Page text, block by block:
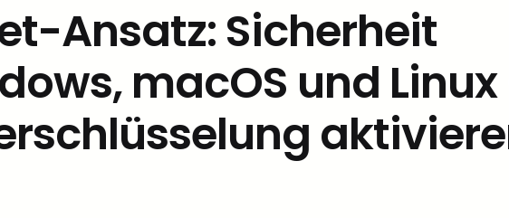
Ansatz: Sicherheit
macOS und Linux